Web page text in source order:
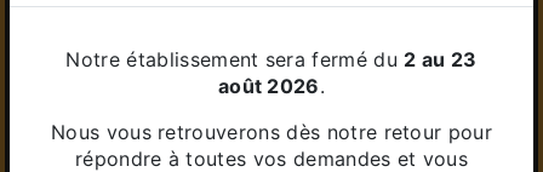
Notre établissement sera fermé du 2 au 23
août 2026.
Nous vous retrouverons dès notre retour pour
répondre à toutes vos demandes et vous